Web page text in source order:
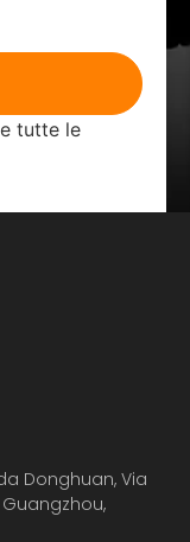
tutte le
Donghuan, Via